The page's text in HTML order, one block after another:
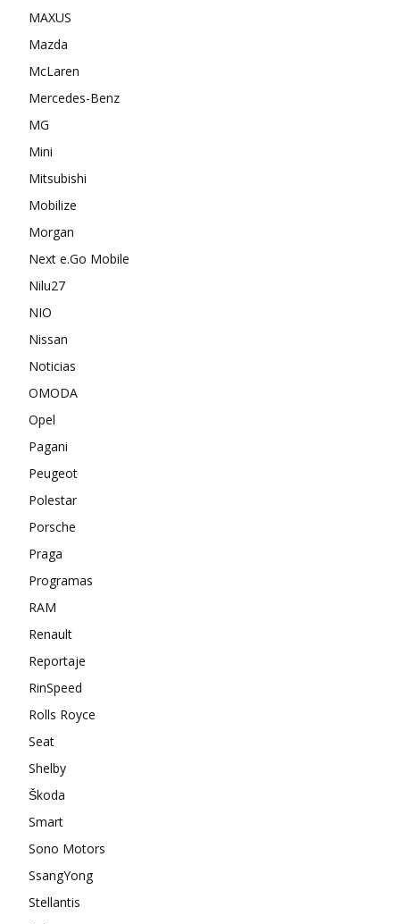
MAXUS
Mazda
McLaren
Mercedes-Benz
MG
Mini
Mitsubishi
Mobilize
Morgan
Next e.Go Mobile
Nilu27
NIO
Nissan
Noticias
OMODA
Opel
Pagani
Peugeot
Polestar
Porsche
Praga
Programas
RAM
Renault
Reportaje
RinSpeed
Rolls Royce
Seat
Shelby
Škoda
Smart
Sono Motors
SsangYong
Stellantis